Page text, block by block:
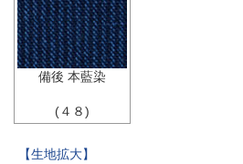
備後 本藍染
(４８)
【生地拡大】